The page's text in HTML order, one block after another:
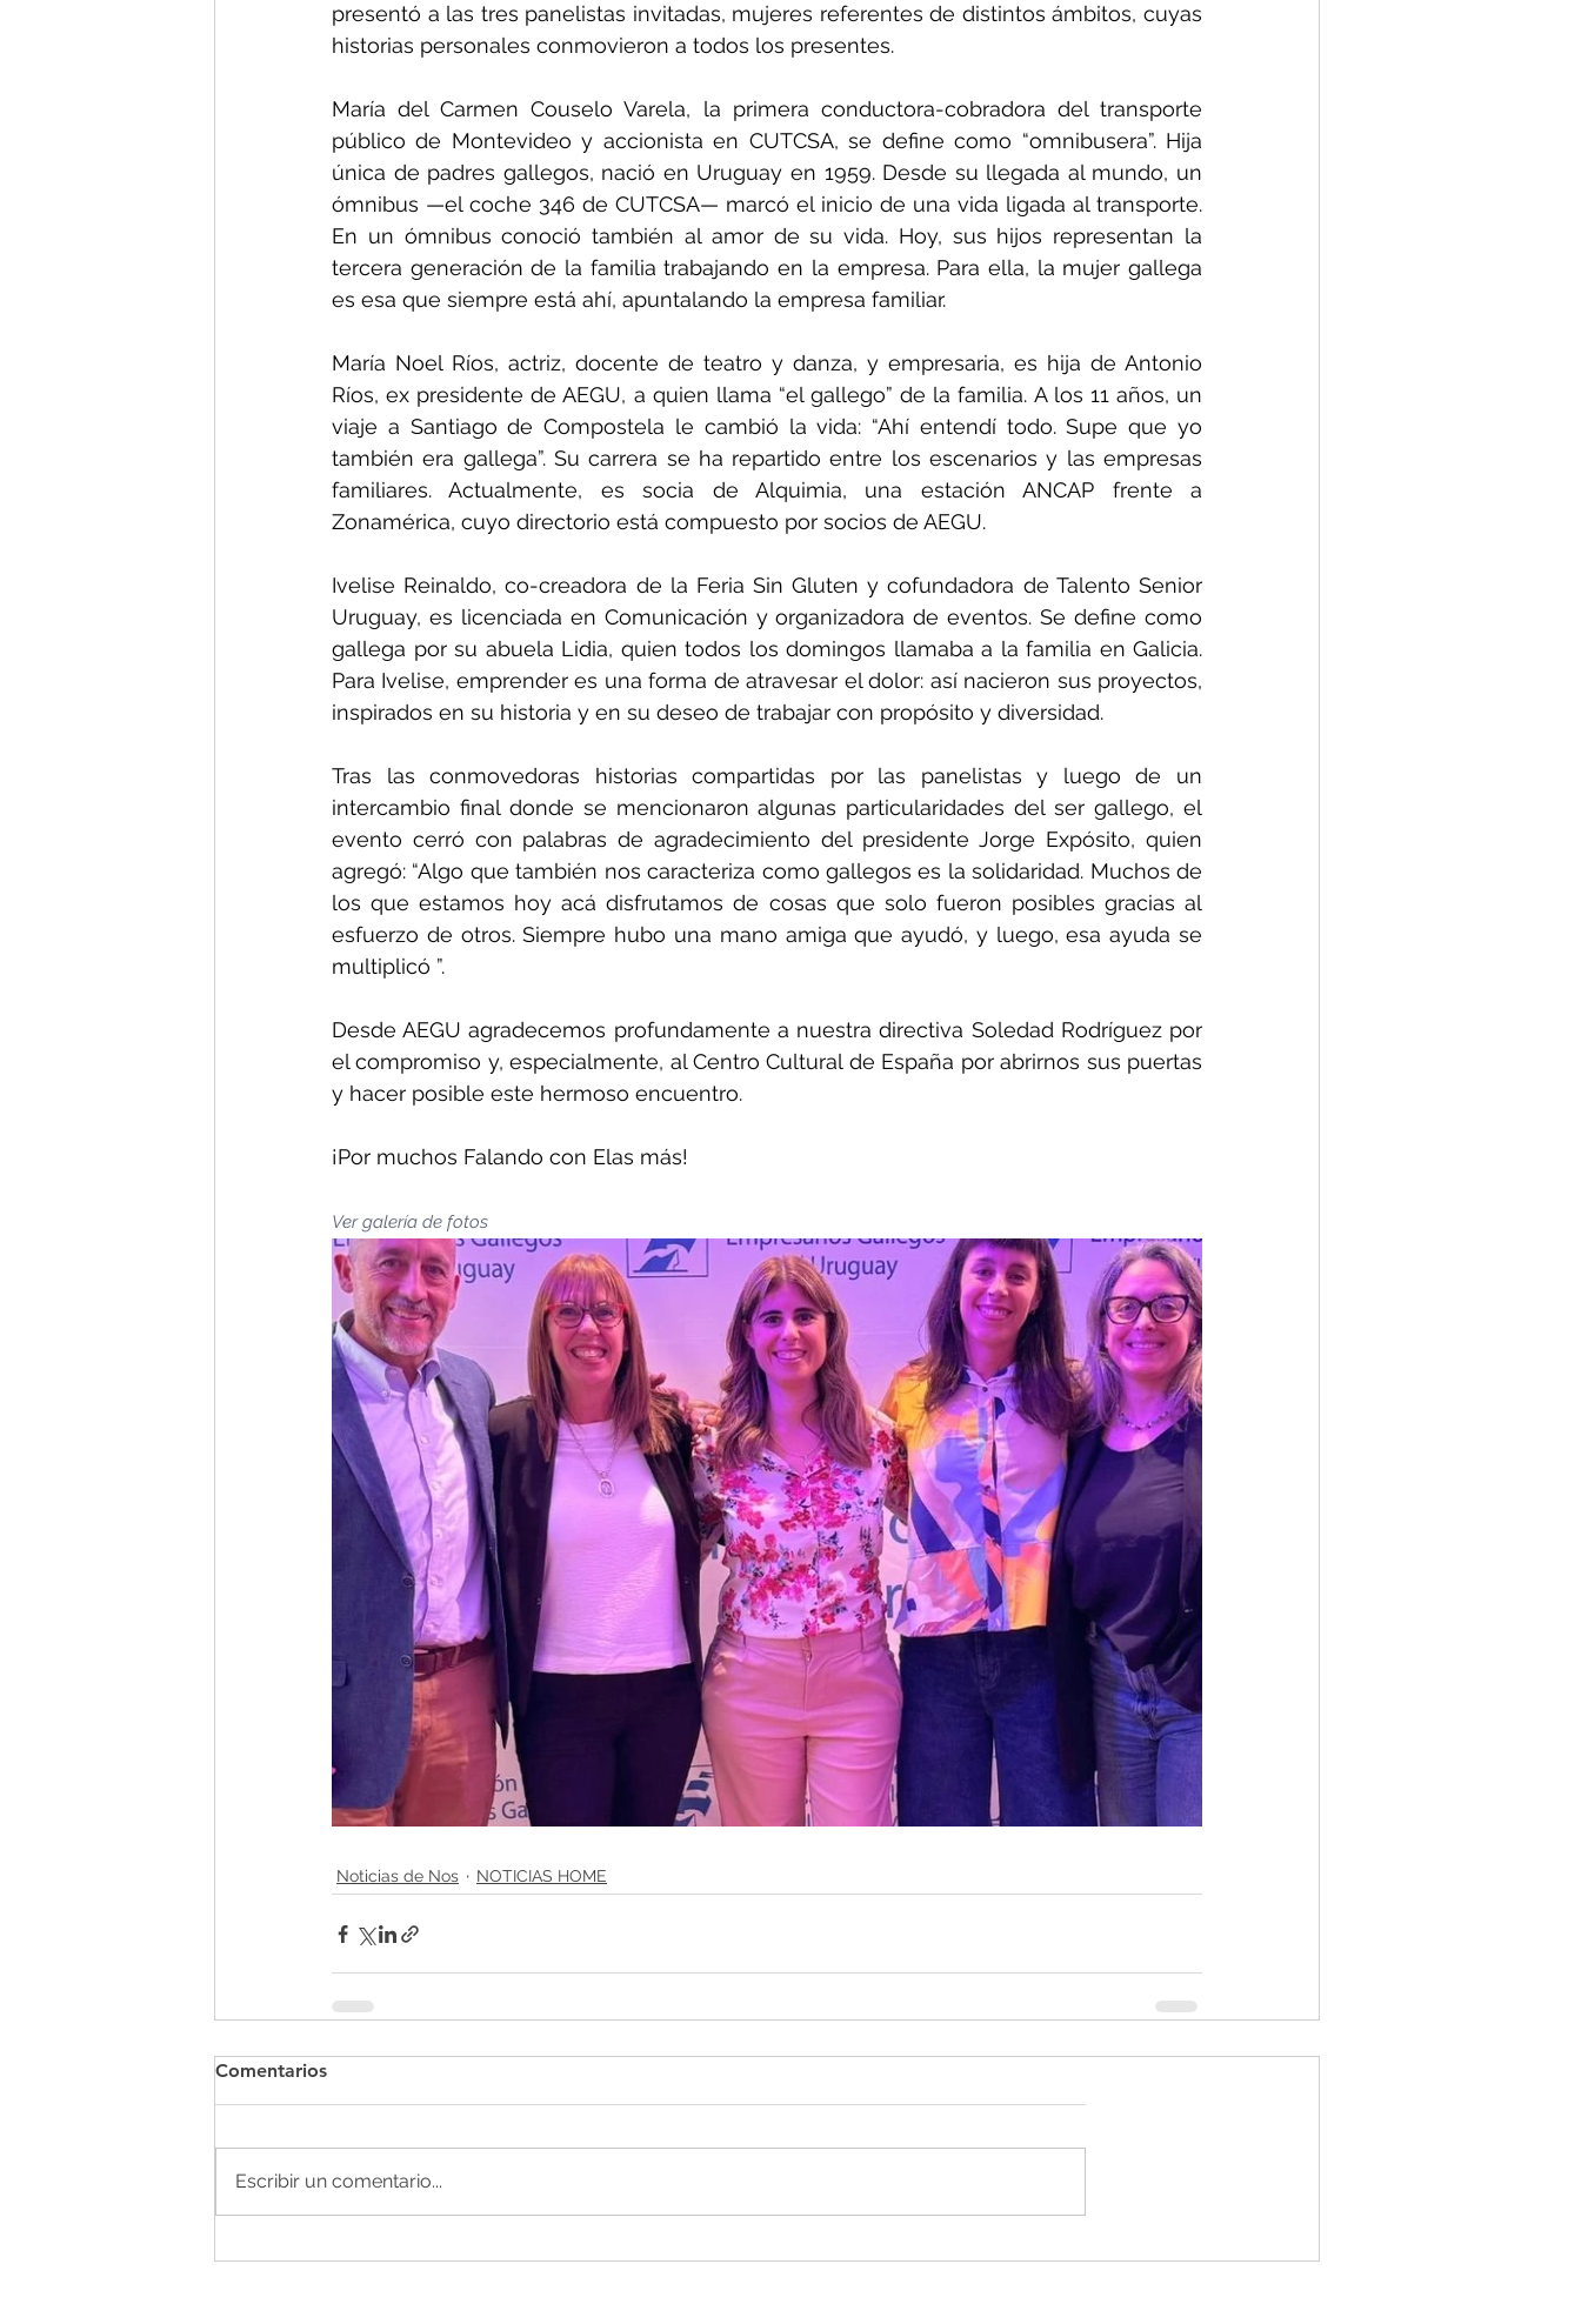
presentó a las tres panelistas invitadas, mujeres referentes de distintos ámbitos, cuyas
historias personales conmovieron a todos los presentes.
María del Carmen Couselo Varela, la primera conductora-cobradora del transporte
público de Montevideo y accionista en CUTCSA, se define como “omnibusera”. Hija
única de padres gallegos, nació en Uruguay en 1959. Desde su llegada al mundo, un
ómnibus —el coche 346 de CUTCSA— marcó el inicio de una vida ligada al transporte.
En un ómnibus conoció también al amor de su vida. Hoy, sus hijos representan la
tercera generación de la familia trabajando en la empresa. Para ella, la mujer gallega
es esa que siempre está ahí, apuntalando la empresa familiar.
María Noel Ríos, actriz, docente de teatro y danza, y empresaria, es hija de Antonio
Ríos, ex presidente de AEGU, a quien llama “el gallego” de la familia. A los 11 años, un
viaje a Santiago de Compostela le cambió la vida: “Ahí entendí todo. Supe que yo
también era gallega”. Su carrera se ha repartido entre los escenarios y las empresas
familiares. Actualmente, es socia de Alquimia, una estación ANCAP frente a
Zonamérica, cuyo directorio está compuesto por socios de AEGU.
Ivelise Reinaldo, co-creadora de la Feria Sin Gluten y cofundadora de Talento Senior
Uruguay, es licenciada en Comunicación y organizadora de eventos. Se define como
gallega por su abuela Lidia, quien todos los domingos llamaba a la familia en Galicia.
Para Ivelise, emprender es una forma de atravesar el dolor: así nacieron sus proyectos,
inspirados en su historia y en su deseo de trabajar con propósito y diversidad.
Tras las conmovedoras historias compartidas por las panelistas y luego de un
intercambio final donde se mencionaron algunas particularidades del ser gallego, el
evento cerró con palabras de agradecimiento del presidente Jorge Expósito, quien
agregó: “Algo que también nos caracteriza como gallegos es la solidaridad. Muchos de
los que estamos hoy acá disfrutamos de cosas que solo fueron posibles gracias al
esfuerzo de otros. Siempre hubo una mano amiga que ayudó, y luego, esa ayuda se
multiplicó ”.
Desde AEGU agradecemos profundamente a nuestra directiva Soledad Rodríguez por
el compromiso y, especialmente, al Centro Cultural de España por abrirnos sus puertas
y hacer posible este hermoso encuentro.
¡Por muchos Falando con Elas más!
Ver galería de fotos
Noticias de Nos NOTICIAS HOME
Comentarios
Escribir un comentario...